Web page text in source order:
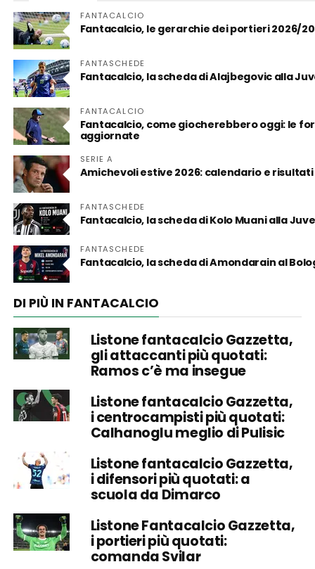
FANTACALCIO
Fantacalcio, le gerarchie dei portieri 2026/
FANTASCHEDE
Fantacalcio, la scheda di Alajbegovic alla
FANTACALCIO
Fantacalcio, come giocherebbero oggi: le
aggiornate
SERIE A
Amichevoli estive 2026: calendario e risultati
FANTASCHEDE
Fantacalcio, la scheda di Kolo Muani alla
FANTASCHEDE
Fantacalcio, la scheda di Amondarain al
DI PIÙ IN FANTACALCIO
Listone fantacalcio Gazzetta,
gli attaccanti più quotati:
Ramos c’è ma insegue
Listone fantacalcio Gazzetta,
i centrocampisti più quotati:
Calhanoglu meglio di Pulisic
Listone fantacalcio Gazzetta,
i difensori più quotati: a
scuola da Dimarco
Listone Fantacalcio Gazzetta,
i portieri più quotati:
comanda Svilar